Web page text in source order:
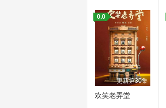
更新第30集
0.0
欢笑老弄堂